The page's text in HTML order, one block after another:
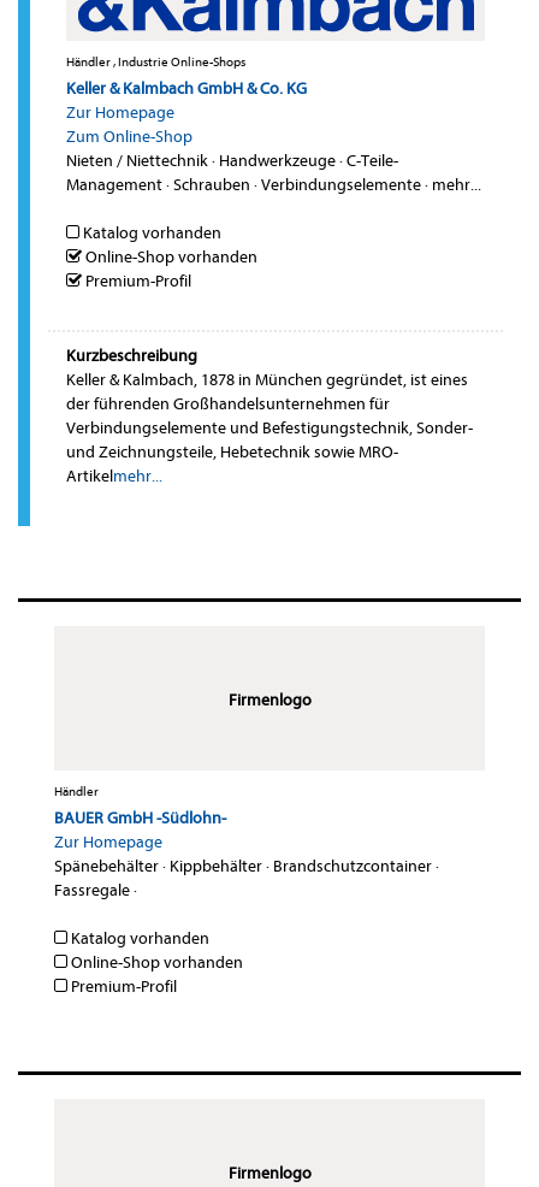
Händler , Industrie Online-Shops
Keller & Kalmbach GmbH & Co. KG
Zur Homepage
Zum Online-Shop
Nieten / Niettechnik· Handwerkzeuge·C-Teile-
Management·Schrauben ·Verbindungselemente· mehr...
Katalog vorhanden
Online-Shop vorhanden
Premium-Profil
Kurzbeschreibung
Keller & Kalmbach, 1878 in München gegründet, ist eines
der führenden Großhandelsunternehmen für
Verbindungselemente und Befestigungstechnik, Sonder-
und Zeichnungsteile, Hebetechnik sowie MRO-
Artikelmehr...
Firmenlogo
Händler
BAUER GmbH -Südlohn-
Zur Homepage
Spänebehälter· Kippbehälter· Brandschutzcontainer·
Fassregale·
Katalog vorhanden
Online-Shop vorhanden
Premium-Profil
Firmenlogo